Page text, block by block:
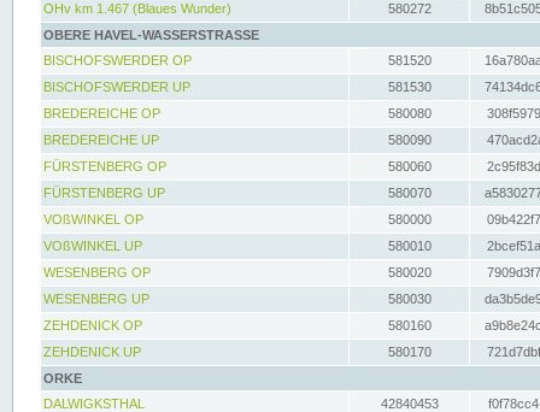
OHv km 1.467 (Blaues Wunder)
580272
OBERE HAVEL-WASSERSTRASSE
BISCHOFSWERDER OP
581520
BISCHOFSWERDER UP
581530
BREDEREICHE OP
580080
BREDEREICHE UP
580090
FÜRSTENBERG OP
580060
FÜRSTENBERG UP
580070
VOßWINKEL OP
580000
VOßWINKEL UP
580010
WESENBERG OP
580020
WESENBERG UP
580030
ZEHDENICK OP
580160
ZEHDENICK UP
580170
ORKE
DALWIGKSTHAL
42840453